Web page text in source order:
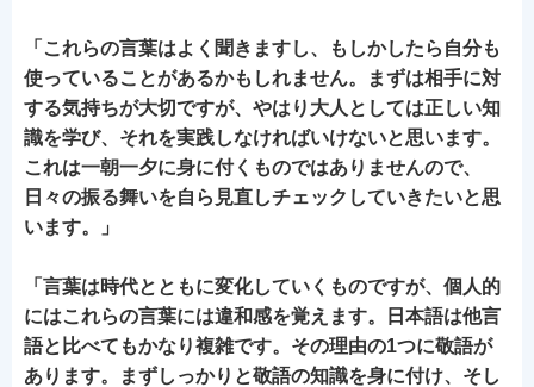
「これらの言葉はよく聞きますし、もしかしたら自分も
使っていることがあるかもしれません。まずは相手に対
する気持ちが大切ですが、やはり大人としては正しい知
識を学び、それを実践しなければいけないと思います。
これは一朝一夕に身に付くものではありませんので、
日々の振る舞いを自ら見直しチェックしていきたいと思
います。」
「言葉は時代とともに変化していくものですが、個人的
にはこれらの言葉には違和感を覚えます。日本語は他言
語と比べてもかなり複雑です。その理由の1つに敬語が
あります。まずしっかりと敬語の知識を身に付け、そし